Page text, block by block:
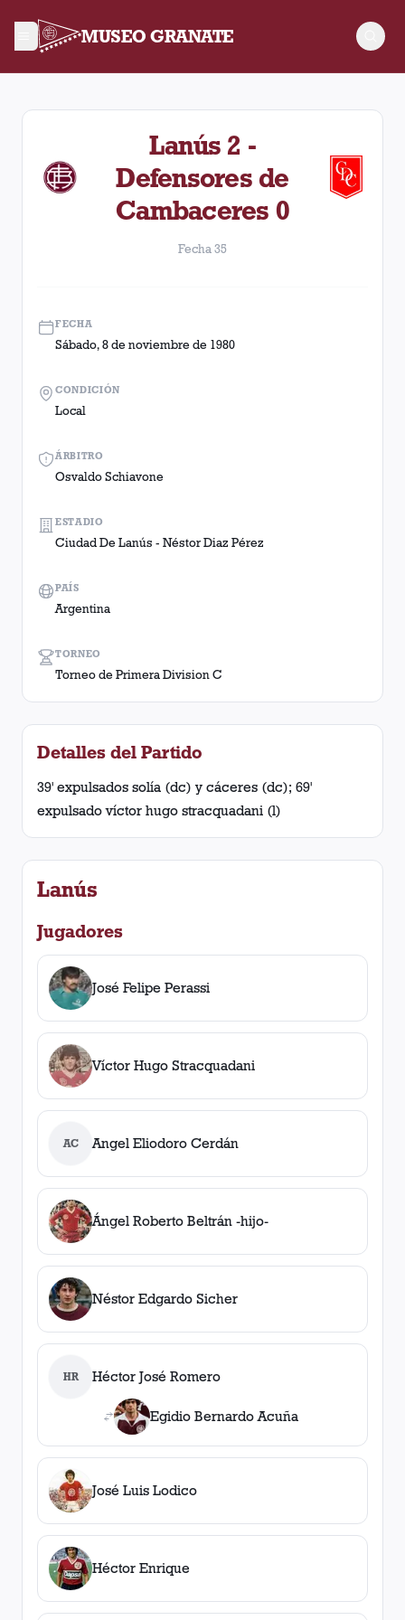
MUSEO GRANATE
Fecha 35. Partido entre Lanús y Defensores de
Lanús 2 -
Defensores de
Cambaceres 0
Fecha 35
FECHA
Sábado, 8 de noviembre de 1980
ÁRBITRO
Osvaldo Schiavone
TORNEO
Torneo de Primera Division C
CONDICIÓN
Local
ESTADIO
Ciudad De Lanús - Néstor Diaz Pérez
PAÍS
Argentina
Detalles del Partido
39' expulsados solía (dc) y cáceres (dc); 69'
expulsado víctor hugo stracquadani (l)
Lanús
Jugadores
José Felipe Perassi
Víctor Hugo Stracquadani
AC Angel Eliodoro Cerdán
Ángel Roberto Beltrán -hijo-
Néstor Edgardo Sicher
HR Héctor José Romero
Egidio Bernardo Acuña
José Luis Lodico
Héctor Enrique